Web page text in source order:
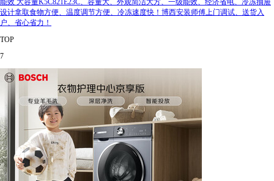
能效 大容量K5C821E23C、容量大、外观简洁大方、一级能效、经济省电、冷冻抽屉
设计拿取食物方便、温度调节方便、冷冻速度快！博西安装师傅上门调试、送货入
户、省心省力！
TOP
7